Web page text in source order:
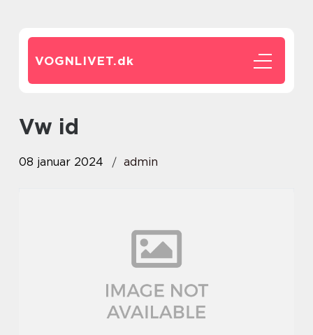
VOGNLIVET.dk
vw id
08 januar 2024 admin